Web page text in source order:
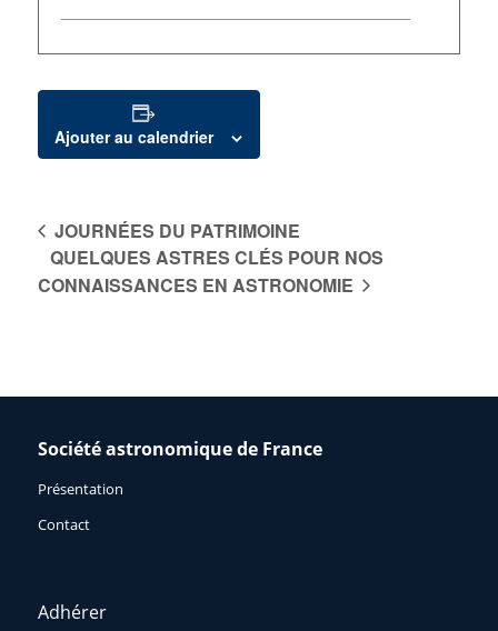
Ajouter au calendrier
JOURNÉES DU PATRIMOINE
QUELQUES ASTRES CLÉS POUR NOS
CONNAISSANCES EN ASTRONOMIE
Société astronomique de France
Présentation
Contact
Adhérer